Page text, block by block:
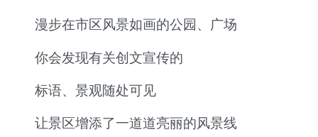
漫步在市区风景如画的公园、广场
你会发现有关创文宣传的
标语、景观随处可见
让景区增添了一道道亮丽的风景线